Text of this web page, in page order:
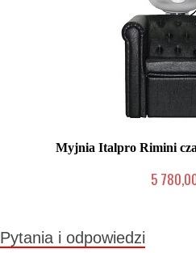
Myjnia Italpro Rimini
5
Pytania i odpowiedzi